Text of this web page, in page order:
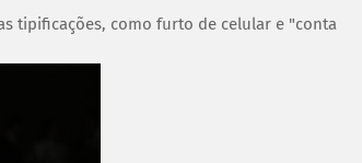
tipificações, como furto de celular e "conta